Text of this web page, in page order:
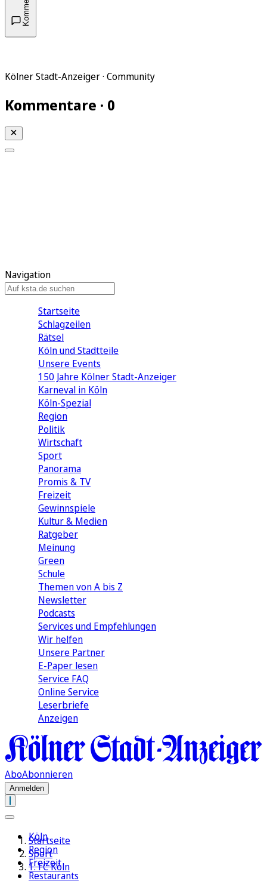
Kölner Stadt-Anzeiger · Community
Kommentare · 0
Navigation
Startseite
Schlagzeilen
Rätsel
Köln und Stadtteile
Unsere Events
150 Jahre Kölner Stadt-Anzeiger
Karneval in Köln
Köln-Spezial
Region
Politik
Wirtschaft
Sport
Panorama
Promis & TV
Freizeit
Gewinnspiele
Kultur & Medien
Ratgeber
Meinung
Green
Schule
Themen von A bis Z
Newsletter
Podcasts
Services und Empfehlungen
Wir helfen
Unsere Partner
E-Paper lesen
Service FAQ
Online Service
Leserbriefe
Anzeigen
AboAbonnieren
Anmelden
Köln
Region
Freizeit
Restaurants
Startseite
Sport
1. FC Köln